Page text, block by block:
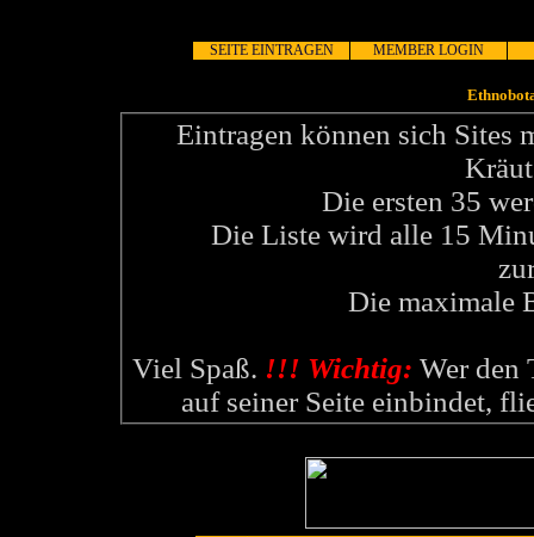
SEITE EINTRAGEN MEMBER LOGIN
Eintragen können sich Sites
Die ersten 35
Die Liste wird alle 15
Die maximale
Viel Spaß. !!! Wichtig: Wer den
auf seiner Seite einbindet,